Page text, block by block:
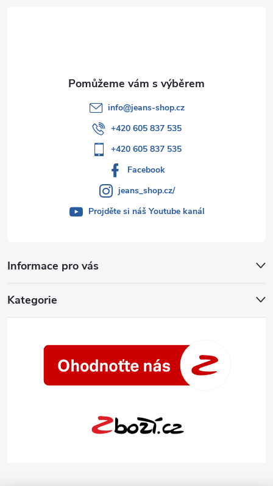
Informace pro vás
Kategorie
info@jeans-shop.cz
+420 605 837 535
+420 605 837 535
Facebook
jeans_shop.cz/
Projděte si náš Youtube kanál